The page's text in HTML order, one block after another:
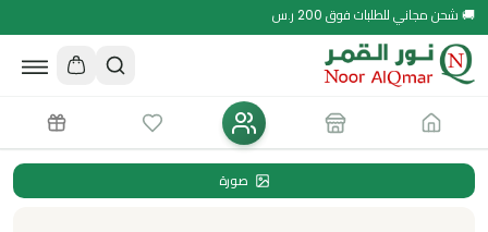
🚚 شحن مجاني للطلبات فوق 200 ر.س
صورة